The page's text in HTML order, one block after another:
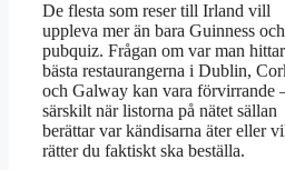
De flesta som reser till Irland vill
uppleva mer än bara Guinness och
pubquiz. Frågan om var man hittar
bästa restaurangerna i Dublin,
och Galway kan vara förvirrande
särskilt när listorna på nätet sällan
berättar var kändisarna äter eller
rätter du faktiskt ska beställa.